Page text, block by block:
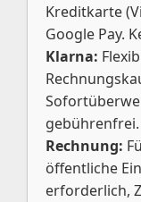
Kreditkarte
Google Pay.
Klarna:
gebührenfrei.
Rechnung:
öffentliche
erforderlich,